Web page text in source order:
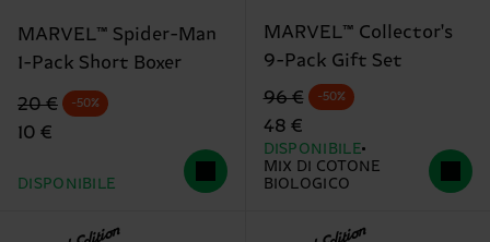
MARVEL™ Spider-Man
1-Pack Short Boxer
Prezzo di partenza
20 €
prezzo scontato
10 €
-50%
DISPONIBILE
MARVEL™ Collector's
9-Pack Gift Set
Prezzo di partenza
96 €
prezzo scontato
48 €
-50%
DISPONIBILE
MIX DI COTONE
BIOLOGICO